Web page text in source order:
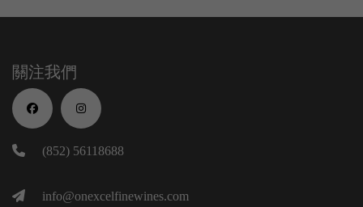
關注我們
(852) 56118688
info@onexcelfinewines.com